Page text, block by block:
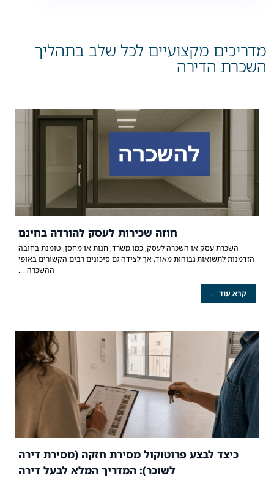
מדריכים מקצועיים לכל שלב בתהליך
השכרת הדירה
חוזה שכירות לעסק להורדה בחינם
השכרת עסק או השכרה לעסק, כמו משרד, חנות או מחסן, טומנת בחובה
הזדמנות לתשואות גבוהות מאוד, אך לצידה גם סיכונים רבים הקשורים באופי
ההשכרה.
קרא עוד ←
כיצד לבצע פרוטוקול מסירת חזקה (מסירת דירה
לשוכר): המדריך המלא לבעל דירה